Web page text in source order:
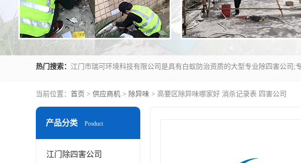
热门搜索：
当前位置： 首页 > 供应商机 > 除异味 > 高要区除异味哪家好 消杀记录表 四害公司
产品分类 Product
江门除四害公司